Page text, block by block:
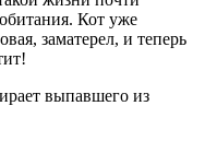
Кот уже
заматерел, и теперь
выпавшего из